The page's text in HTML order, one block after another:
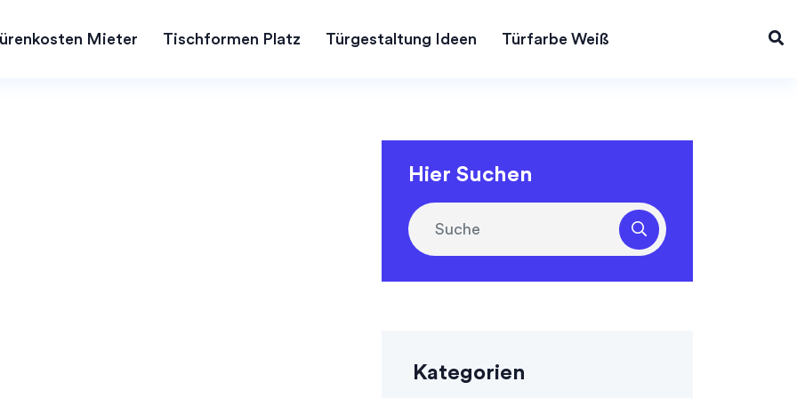
Mieter Tischformen Platz Türgestaltung Ideen Türfarbe Weiß
Hier Suchen
Kategorien